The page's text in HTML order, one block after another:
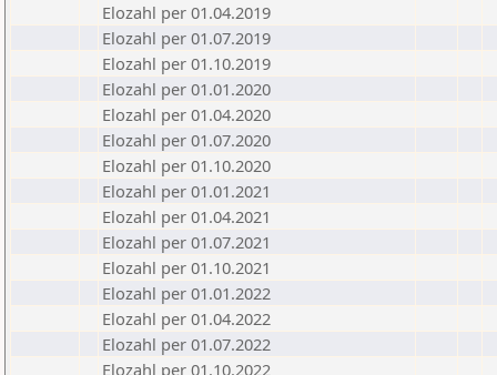
Elozahl per 01.04.2019
Elozahl per 01.07.2019
Elozahl per 01.10.2019
Elozahl per 01.01.2020
Elozahl per 01.04.2020
Elozahl per 01.07.2020
Elozahl per 01.10.2020
Elozahl per 01.01.2021
Elozahl per 01.04.2021
Elozahl per 01.07.2021
Elozahl per 01.10.2021
Elozahl per 01.01.2022
Elozahl per 01.04.2022
Elozahl per 01.07.2022
Elozahl per 01.10.2022